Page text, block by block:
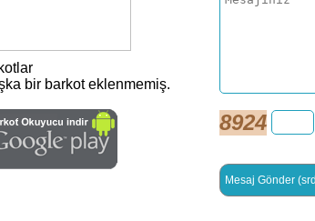
bir barkot eklenmemiş.
8924